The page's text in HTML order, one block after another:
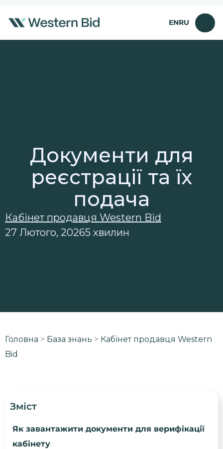
до
ENRU
Документи для
реєстрації та їх
подача
Кабінет продавця Western Bid
27 Лютого, 20265 хвилин
Головна > База знань > Кабінет продавця Western
Bid
Зміст
Як завантажити документи для верифікації
кабінету